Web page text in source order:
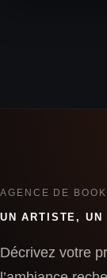
AGENCE DE
UN ARTISTE, UN
Décrivez votre